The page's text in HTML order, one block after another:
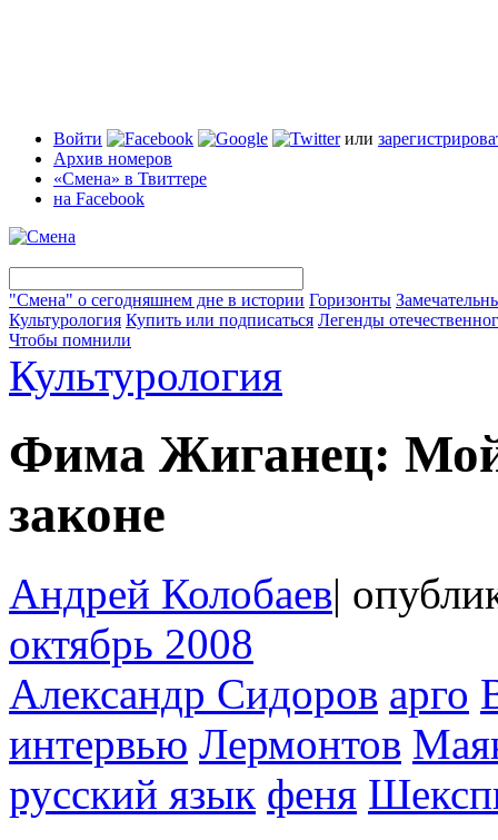
Войти или
Архив номеров
«Смена» в Твиттере
на Facebook
"Смена" о сегодняшнем дне в истории Горизонты
Культурология Купить или подписаться Легенды
Чтобы помнили
Культурология
Фима Жиганец: Мой
законе
Андрей Колобаев|
октябрь 2008
Александр Сидоров арго
интервью Лермонтов
русский язык феня